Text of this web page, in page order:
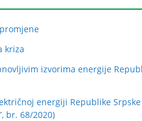
kriza
izvorima energije
energiji Republike Srpske
br. 68/2020)